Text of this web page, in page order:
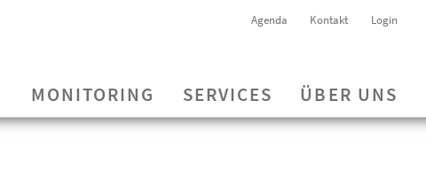
Agenda Kontakt Login
MONITORING SERVICES ÜBER UNS